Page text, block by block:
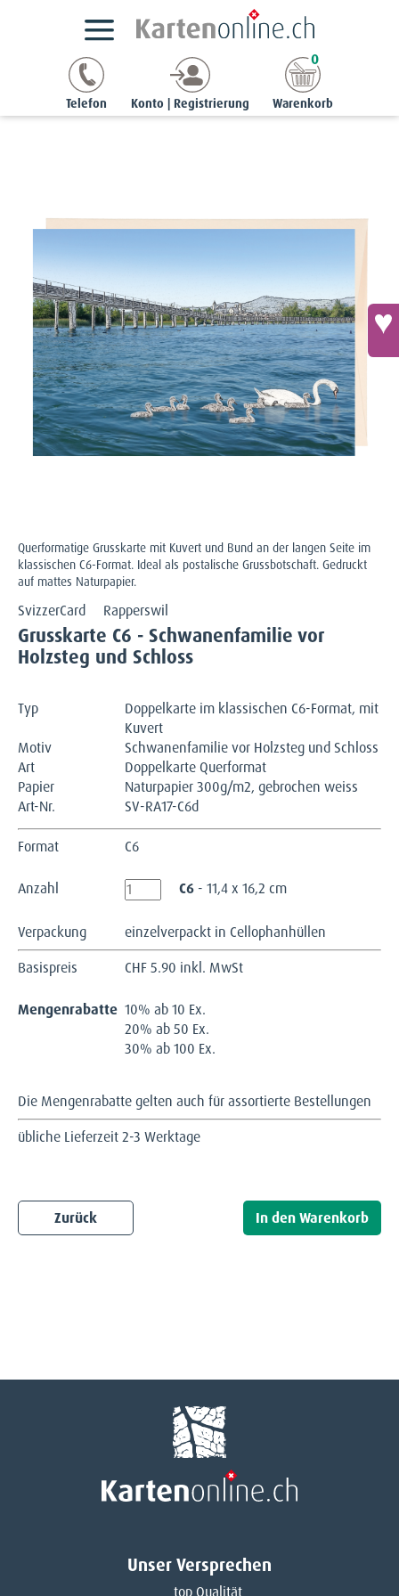
Telefon Konto | Registrierung Warenkorb
0
Doppelkarten | C6
Grusskarte C6 - Schwanenfamilie vor Holzsteg und Schloss
Querformatige Grusskarte mit Kuvert und Bund an der langen Seite im
klassischen C6-Format. Ideal als postalische Grussbotschaft. Gedruckt
auf mattes Naturpapier.
SvizzerCard Rapperswil
Grusskarte C6 - Schwanenfamilie vor
Holzsteg und Schloss
Typ
Doppelkarte im klassischen C6-Format, mit
Kuvert
Motiv
Schwanenfamilie vor Holzsteg und Schloss
Art
Doppelkarte Querformat
Papier
Naturpapier 300g/m2, gebrochen weiss
Art-Nr.
SV-RA17-C6d
Format C6
Anzahl C6 - 11,4 x 16,2 cm
Verpackung
einzelverpackt in Cellophanhüllen
Basispreis
CHF5.90 inkl. MwSt
Mengenrabatte 10% ab 10 Ex.
20% ab 50 Ex.
30% ab 100 Ex.
Die Mengenrabatte gelten auch für assortierte Bestellungen
übliche Lieferzeit 2-3 Werktage
Zurück
Unser Versprechen